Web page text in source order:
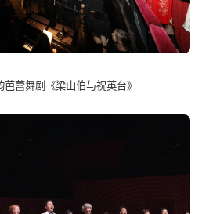
蕾舞剧《梁山伯与祝英台》